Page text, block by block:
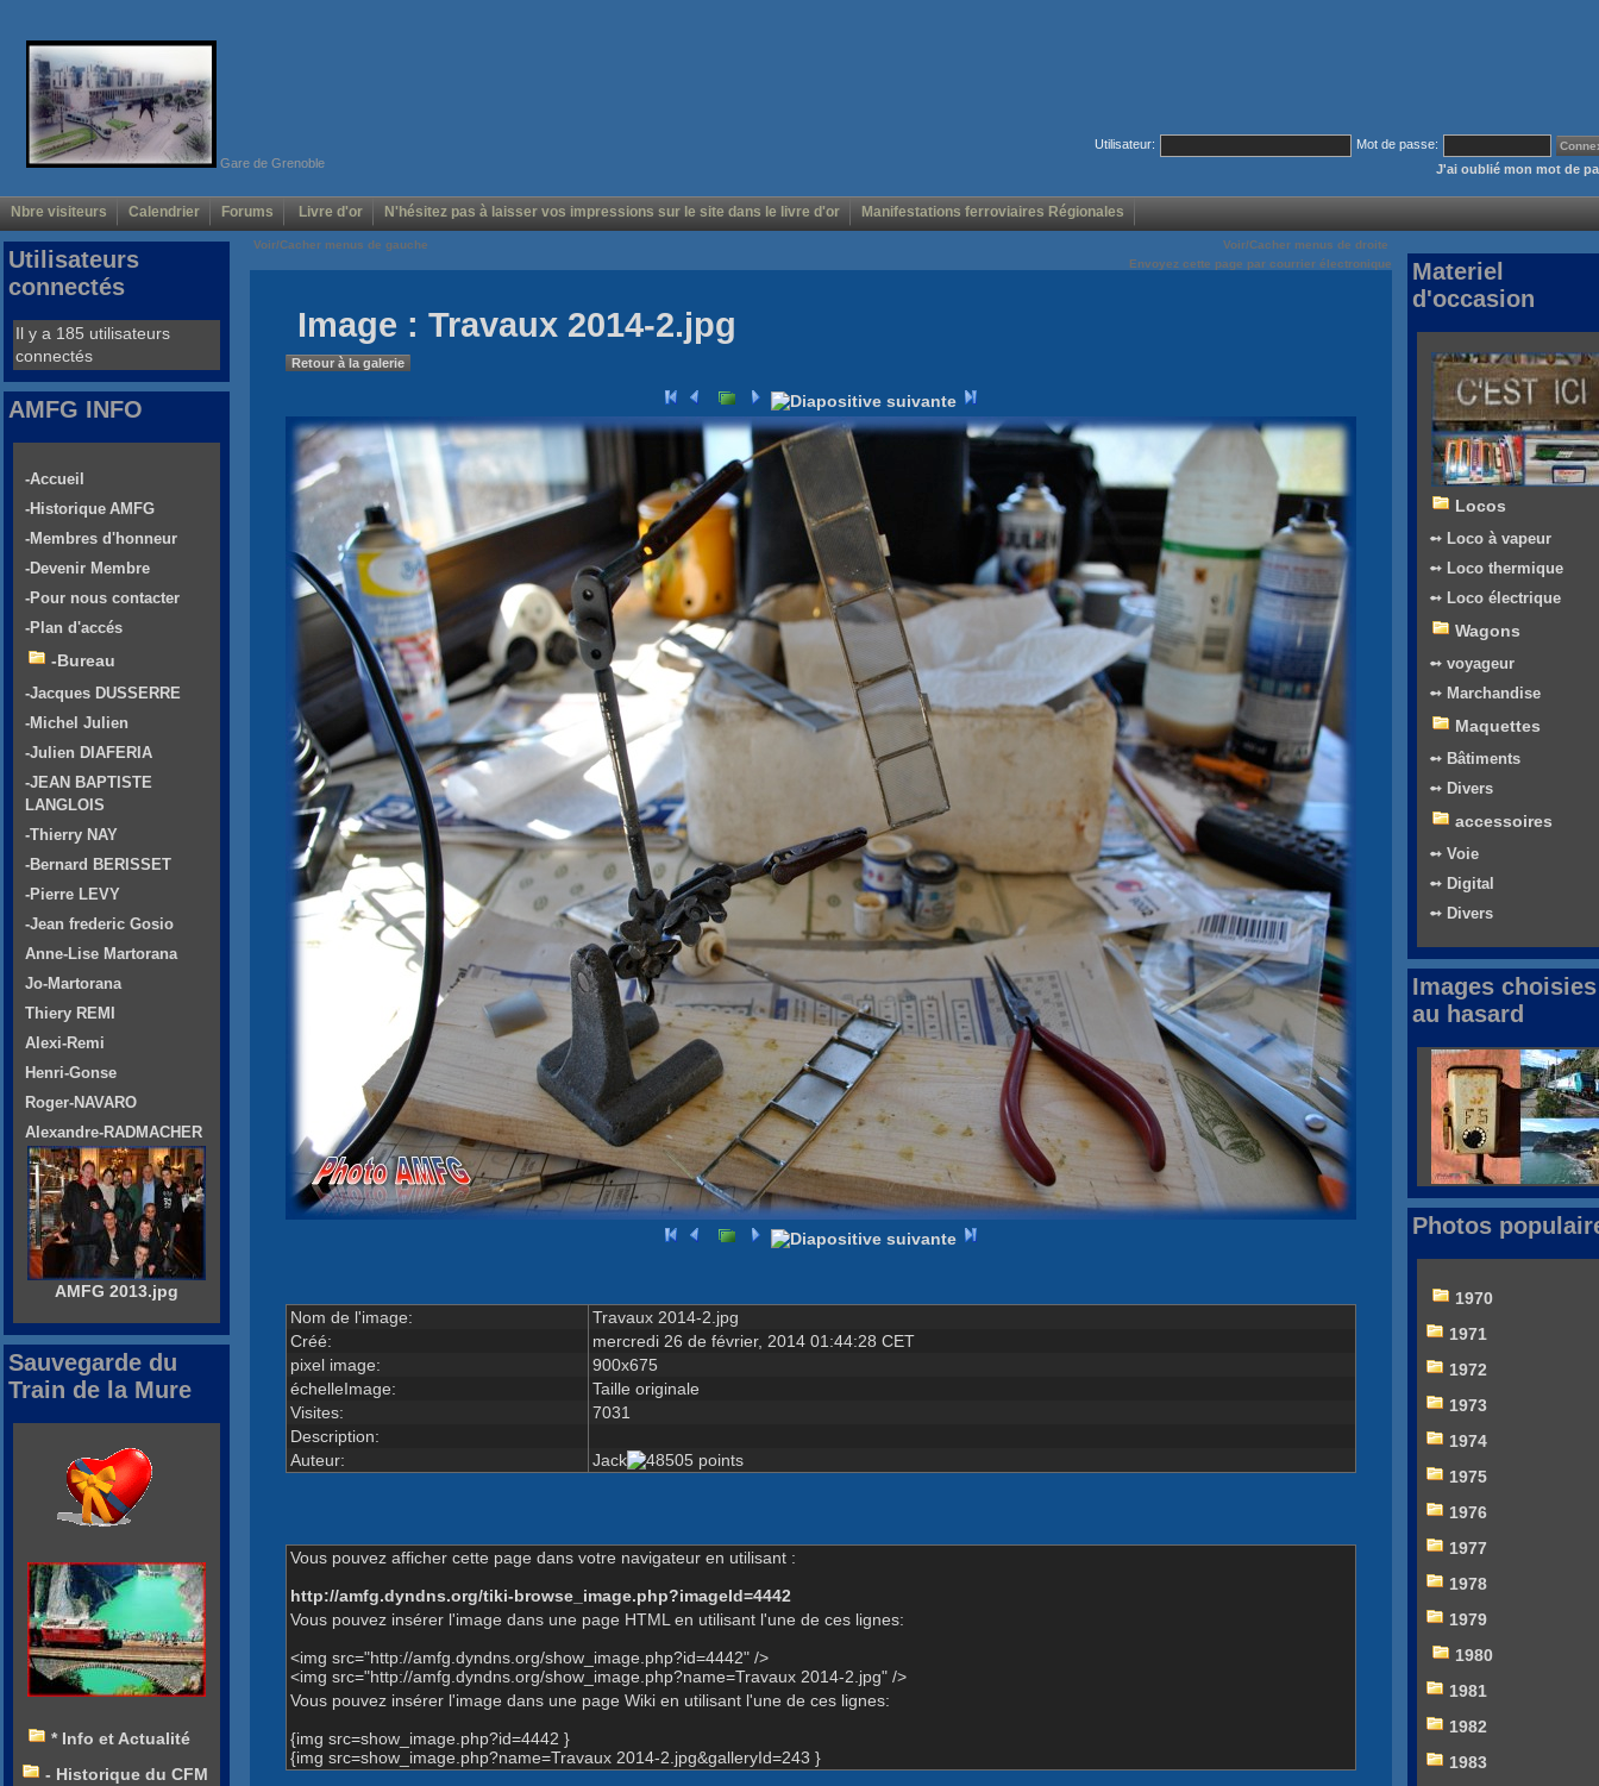
Gare de Grenoble
Utilisateur:
Mot de passe:
J'ai oublié mon mot de
Nbre visiteurs Calendrier Forums Livre d'or N'hésitez pas à laisser vos impressions sur le site dans le livre d'or Manifestations ferroviaires Régionales
Voir/Cacher menus de gauche
Voir/Cacher menus de droite
Envoyez cette page par courrier électronique
Image : Travaux 2014-2.jpg
Retour à la galerie
Nom de l'image:
Travaux 2014-2.jpg
Créé:
mercredi 26 de février, 2014 01:44:28 CET
pixel image:
900x675
échelleImage:
Taille originale
Visites:
7031
Description:
Auteur:
Jack
Vous pouvez afficher cette page dans votre navigateur en utilisant :
http://amfg.dyndns.org/tiki-browse_image.php?imageId=4442
Vous pouvez insérer l'image dans une page HTML en utilisant l'une de ces lignes:
<img src="http://amfg.dyndns.org/show_image.php?id=4442" />
<img src="http://amfg.dyndns.org/show_image.php?name=Travaux 2014-2.jpg" />
Vous pouvez insérer l'image dans une page Wiki en utilisant l'une de ces lignes:
{img src=show_image.php?id=4442 }
{img src=show_image.php?name=Travaux 2014-2.jpg&galleryId=243 }
Utilisateurs
connectés
Il y a 185 utilisateurs
connectés
AMFG INFO
-Accueil
-Historique AMFG
-Membres d'honneur
-Devenir Membre
-Pour nous contacter
-Plan d'accés
-Bureau
-Jacques DUSSERRE
-Michel Julien
-Julien DIAFERIA
-JEAN BAPTISTE
LANGLOIS
-Thierry NAY
-Bernard BERISSET
-Pierre LEVY
-Jean frederic Gosio
Anne-Lise Martorana
Jo-Martorana
Thiery REMI
Alexi-Remi
Henri-Gonse
Roger-NAVARO
Alexandre-RADMACHER
AMFG 2013.jpg
Sauvegarde du
Train de la Mure
* Info et Actualité
- Historique du CFM
Materiel
d'occasion
Locos
➻ Loco à vapeur
➻ Loco thermique
➻ Loco électrique
Wagons
➻ voyageur
➻ Marchandise
Maquettes
➻ Bâtiments
➻ Divers
accessoires
➻ Voie
➻ Digital
➻ Divers
Images choisies
au hasard
Photos
1970
1971
1972
1973
1974
1975
1976
1977
1978
1979
1980
1981
1982
1983